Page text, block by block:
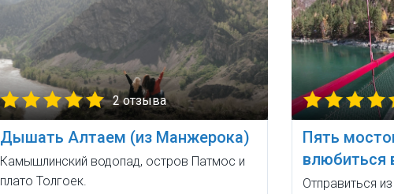
2 отзыва
Дышать Алтаем (из Манжерока)
Камышлинский водопад, остров Патмос и
плато Толгоек.
Пять
влюбиться
Отправиться